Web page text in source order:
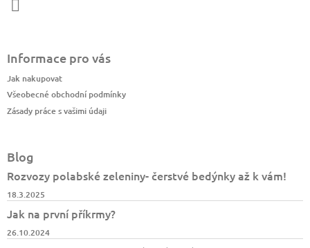
Informace pro vás
Jak nakupovat
Všeobecné obchodní podmínky
Zásady práce s vašimi údaji
Blog
Rozvozy polabské zeleniny- čerstvé bedýnky až k vám!
18.3.2025
Jak na první příkrmy?
26.10.2024